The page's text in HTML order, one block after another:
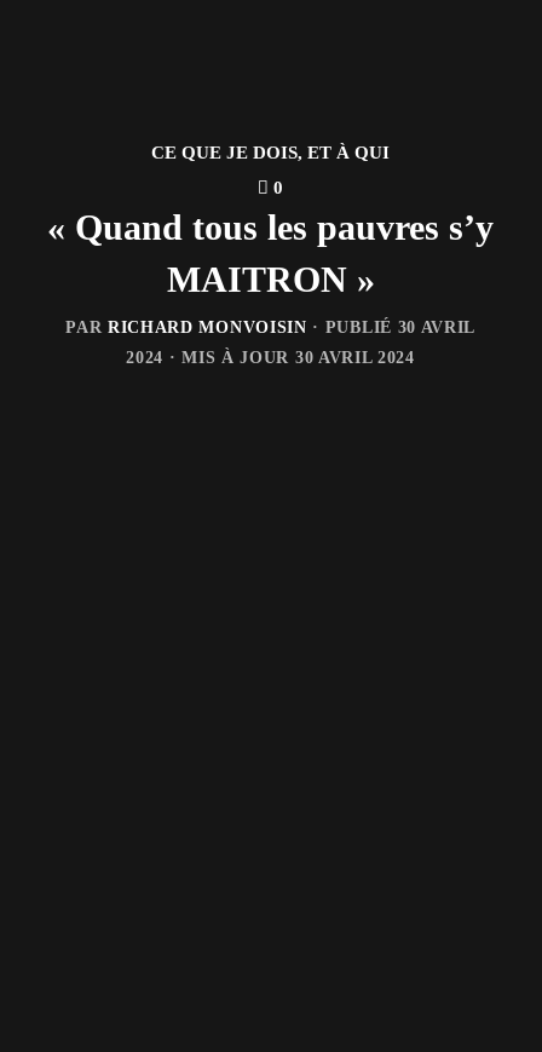
CE QUE JE DOIS, ET À QUI
0
« Quand tous les pauvres s’y
MAITRON »
PAR RICHARD MONVOISIN · PUBLIÉ 30 AVRIL
2024 · MIS À JOUR 30 AVRIL 2024